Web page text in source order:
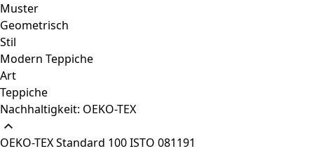
Muster
Geometrisch
Stil
Modern Teppiche
Art
Teppiche
Nachhaltigkeit: OEKO-TEX
OEKO-TEX Standard 100 ISTO 081191